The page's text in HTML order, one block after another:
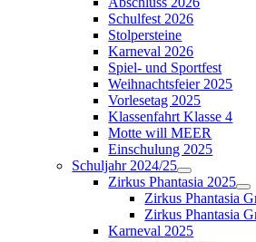
Schulfest 2026
Stolpersteine
Karneval 2026
Spiel- und Sportfest
Weihnachtsfeier 2025
Vorlesetag 2025
Klassenfahrt Klasse 4
Motte will MEER
Einschulung 2025
Schuljahr 2024/25
Zirkus Phantasia 2025
Zirkus Phantasia
Zirkus Phantasia
Karneval 2025